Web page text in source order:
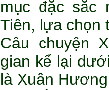
mục đặc sắc
Tiên, lựa chọn
Câu chuyện
gian kể lại
là Xuân